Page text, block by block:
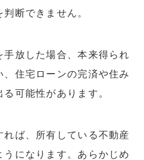
断できません。
放した場合、本来得られ
住宅ローンの完済や住み
可能性があります。
ば、所有している不動産
になります。あらかじめ